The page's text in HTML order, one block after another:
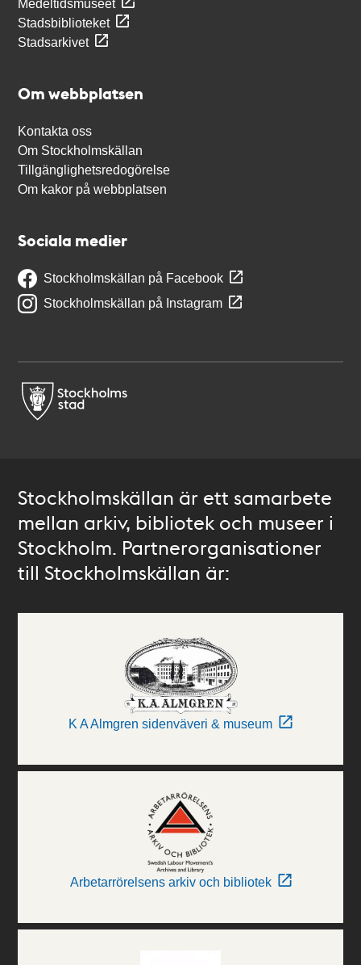
Medeltidsmuseet
Stadsbiblioteket
Stadsarkivet
Om webbplatsen
Kontakta oss
Om Stockholmskällan
Tillgänglighetsredogörelse
Om kakor på webbplatsen
Sociala medier
Stockholmskällan på Facebook
Stockholmskällan på Instagram
Stockholmskällan är ett samarbete
mellan arkiv, bibliotek och museer i
Stockholm. Partnerorganisationer
till Stockholmskällan är:
K A Almgren sidenväveri & museum
Arbetarrörelsens arkiv och bibliotek